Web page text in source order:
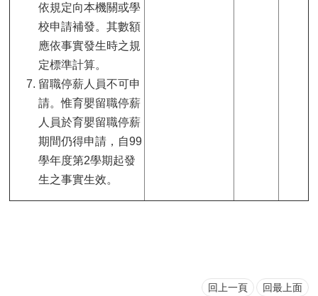
依規定向本機關或學
校申請補發。其數額
應依事實發生時之規
定標準計算。
留職停薪人員不可申
請。惟育嬰留職停薪
人員於育嬰留職停薪
期間仍得申請，自99
學年度第2學期起發
生之事實生效。
回上一頁 回最上面